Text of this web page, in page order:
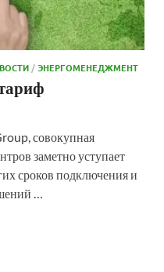
/ЭНЕРГОМЕНЕДЖМЕНТ
совокупная
заметно уступает
сроков подключения и
…